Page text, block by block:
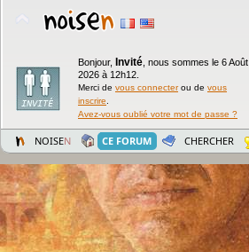
Bonjour, Invité nous sommes le 6 Août
2026 à 12h12.
Merci de vous connecterou de vous
inscrire
Avez-vous oublié votre mot de passe ?
NOISEN CE FORUM CHERCHER